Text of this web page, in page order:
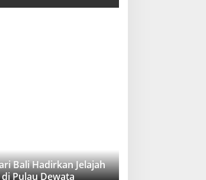
Bali Hadirkan Jelajah
Pulau Dewata